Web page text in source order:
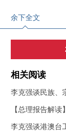
余下全文
相关阅读
李克强谈民族、
【总理报告解
李克强谈港澳台